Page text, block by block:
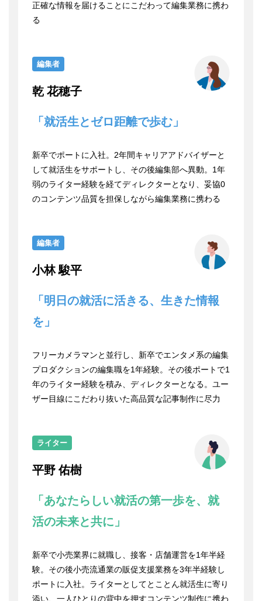
正確な情報を届けることにこだわって編集業務に携わ
る
編集者
乾 花穂子
「就活生とゼロ距離で歩む」
新卒でポートに入社。2年間キャリアアドバイザーと
して就活生をサポートし、その後編集部へ異動。1年
弱のライター経験を経てディレクターとなり、妥協0
のコンテンツ品質を担保しながら編集業務に携わる
編集者
小林 駿平
「明日の就活に活きる、生きた情報
を」
フリーカメラマンと並行し、新卒でエンタメ系の編集
プロダクションの編集職を1年経験。その後ポートで1
年のライター経験を積み、ディレクターとなる。ユー
ザー目線にこだわり抜いた高品質な記事制作に尽力
ライター
平野 佑樹
「あなたらしい就活の第一歩を、就
活の未来と共に」
新卒で小売業界に就職し、接客・店舗運営を1年半経
験。その後小売流通業の販促支援業務を3年半経験し
ポートに入社。ライターとしてとことん就活生に寄り
添い、一人ひとりの背中を押すコンテンツ制作に携わ